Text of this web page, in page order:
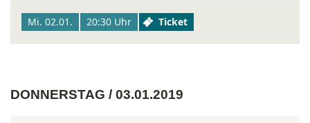
Mi. 02.01. 20:30 Uhr Ticket
DONNERSTAG / 03.01.2019